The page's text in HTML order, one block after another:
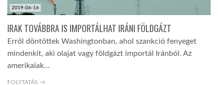
2019-06-16
IRAK TOVÁBBRA IS IMPORTÁLHAT IRÁNI FÖLDGÁZT
Erről döntöttek Washingtonban, ahol szankció fenyeget
mindenkit, aki olajat vagy földgázt importál Iránból. Az
amerikaiak…
FOLYTATÁS →